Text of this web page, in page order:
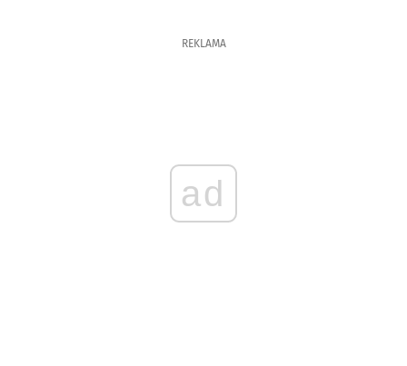
REKLAMA
ad